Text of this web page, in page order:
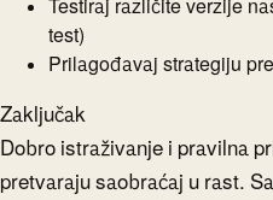
Testiraj različite verzije
test)
Prilagođavaj strategiju
Zaključak
Dobro istraživanje i pravilna
pretvaraju saobraćaj u rast.